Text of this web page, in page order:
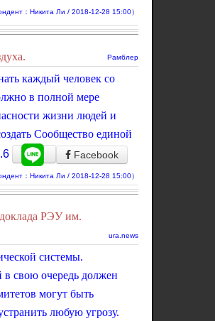
：Никита Ли / 2018-12-28 15:00）
Рамблер
каждый человек со
в полной мере
жизни людей и
Сообщество единой
Facebook
：Никита Ли / 2018-12-28 15:00）
РЭУ им.
ura.news
системы.
в свою очередь должен
могут быть
любую угрозу.